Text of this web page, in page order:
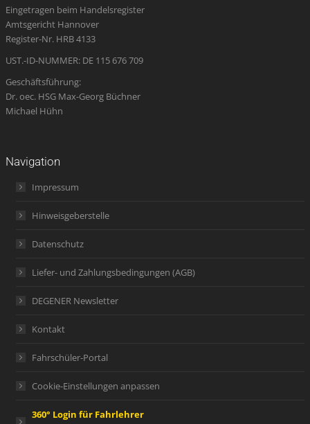
new
window
new
window
new
window
in
new
new
Eingetragen beim Handelsregister
Amtsgericht Hannover
Register-Nr. HRB 4133
UST.-ID-NUMMER: DE 115 676 709
Geschäftsführung:
Dr. oec. HSG Max-Georg Büchner
Michael Hühn
Navigation
Impressum
Hinweisgeberstelle
Datenschutz
Liefer- und Zahlungsbedingungen (AGB)
DEGENER Newsletter
Kontakt
Fahrschüler-Portal
Cookie-Einstellungen anpassen
360° Login für Fahrlehrer